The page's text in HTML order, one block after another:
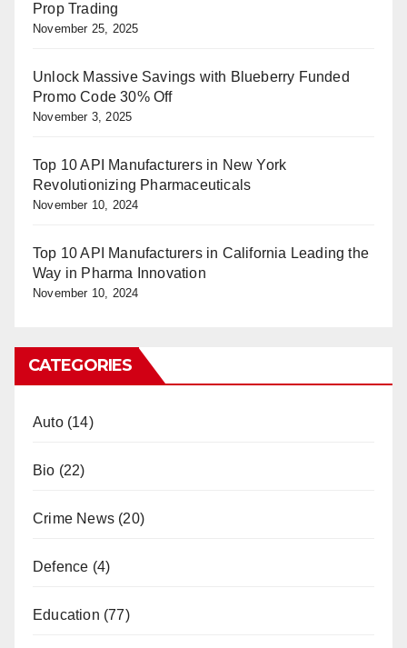
Prop Trading
November 25, 2025
Unlock Massive Savings with Blueberry Funded
Promo Code 30% Off
November 3, 2025
Top 10 API Manufacturers in New York
Revolutionizing Pharmaceuticals
November 10, 2024
Top 10 API Manufacturers in California Leading the
Way in Pharma Innovation
November 10, 2024
CATEGORIES
Auto(14)
Bio (22)
Crime News (20)
Defence (4)
Education (77)